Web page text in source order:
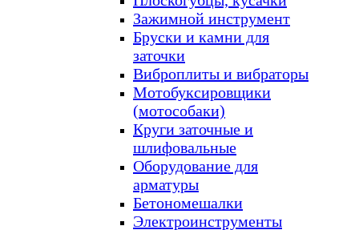
Зажимной инструмент
Бруски и камни для
заточки
Виброплиты и вибраторы
Мотобуксировщики
(мотособаки)
Круги заточные и
шлифовальные
Оборудование для
арматуры
Бетономешалки
Электроинструменты